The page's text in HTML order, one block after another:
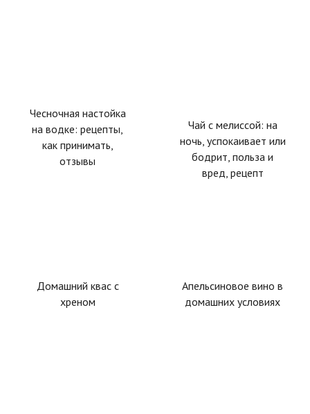
Чесночная настойка
на водке: рецепты,
как принимать,
отзывы
Чай с мелиссой: на
ночь, успокаивает или
бодрит, польза и
вред, рецепт
Домашний квас с
хреном
Апельсиновое вино в
домашних условиях